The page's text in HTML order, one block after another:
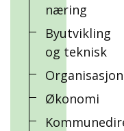
næring
Byutvikling
og teknisk
Organisasjon
Økonomi